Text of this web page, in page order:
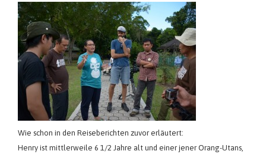
Wie schon in den Reiseberichten zuvor erläutert:
Henry ist mittlerweile 6 1/2 Jahre alt und einer jener Orang-Utans,